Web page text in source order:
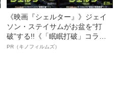
《映画『シェルター』》ジェイ
ソン・ステイサムがお盆を“打
破”する!!《「眠眠打破」コラ
ボ》
PR（キノフィルムズ）